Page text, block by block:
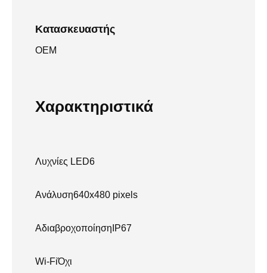
Κατασκευαστής
OEM
Χαρακτηριστικά
Λυχνίες LED6
Ανάλυση640x480 pixels
ΑδιαβροχοποίησηIP67
Wi-FiΌχι